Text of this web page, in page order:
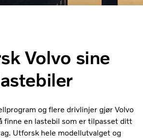
Volvo sine
r
og flere drivlinjer gjør Volvo
finne en lastebil som er tilpasset ditt
Utforsk hele modellutvalget og